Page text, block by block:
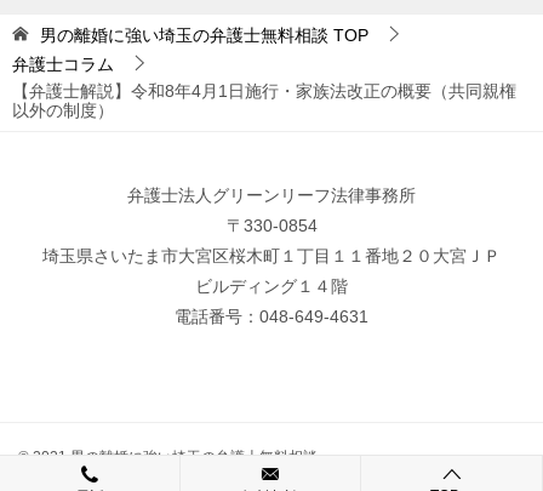
男の離婚に強い埼玉の弁護士無料相談 TOP
弁護士コラム
【弁護士解説】令和8年4月1日施行・家族法改正の概要（共同親権
以外の制度）
弁護士法人グリーンリーフ法律事務所
〒330-0854
埼玉県さいたま市大宮区桜木町１丁目１１番地２０大宮ＪＰ
ビルディング１４階
電話番号：048-649-4631
© 2021 男の離婚に強い埼玉の弁護士無料相談